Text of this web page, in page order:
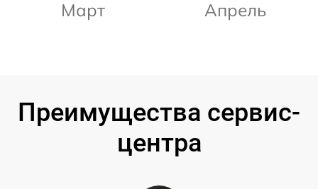
Март Апрель
Преимущества сервис-
центра